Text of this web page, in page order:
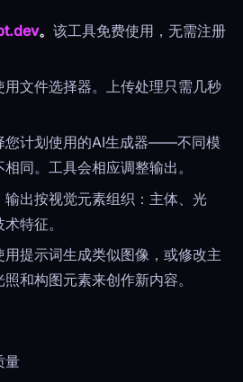
。 该工具免费使用，无需注册
用文件选择器。上传处理只需几秒
您计划使用的AI生成器——不同模
同。工具会相应调整输出。
输出按视觉元素组织：主体、光
特征。
用提示词生成类似图像，或修改主
和构图元素来创作新内容。
量